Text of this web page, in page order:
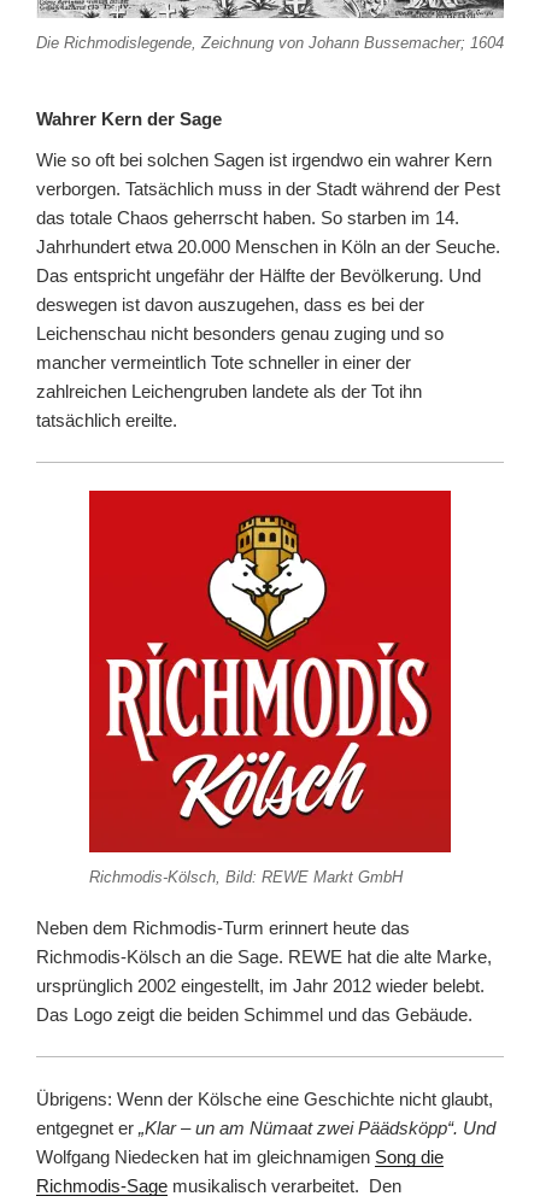
Die Richmodislegende, Zeichnung von Johann Bussemacher; 1604
Wahrer Kern der Sage
Wie so oft bei solchen Sagen ist irgendwo ein wahrer Kern
verborgen. Tatsächlich muss in der Stadt während der Pest
das totale Chaos geherrscht haben. So starben im 14.
Jahrhundert etwa 20.000 Menschen in Köln an der Seuche.
Das entspricht ungefähr der Hälfte der Bevölkerung. Und
deswegen ist davon auszugehen, dass es bei der
Leichenschau nicht besonders genau zuging und so
mancher vermeintlich Tote schneller in einer der
zahlreichen Leichengruben landete als der Tot ihn
tatsächlich ereilte.
Richmodis-Kölsch, Bild: REWE Markt GmbH
Neben dem Richmodis-Turm erinnert heute das
Richmodis-Kölsch an die Sage. REWE hat die alte Marke,
ursprünglich 2002 eingestellt, im Jahr 2012 wieder belebt.
Das Logo zeigt die beiden Schimmel und das Gebäude.
Übrigens: Wenn der Kölsche eine Geschichte nicht glaubt,
entgegnet er „Klar – un am Nümaat zwei Päädsköpp“. Und
Wolfgang Niedecken hat im gleichnamigen Song die
Richmodis-Sage musikalisch verarbeitet. Den